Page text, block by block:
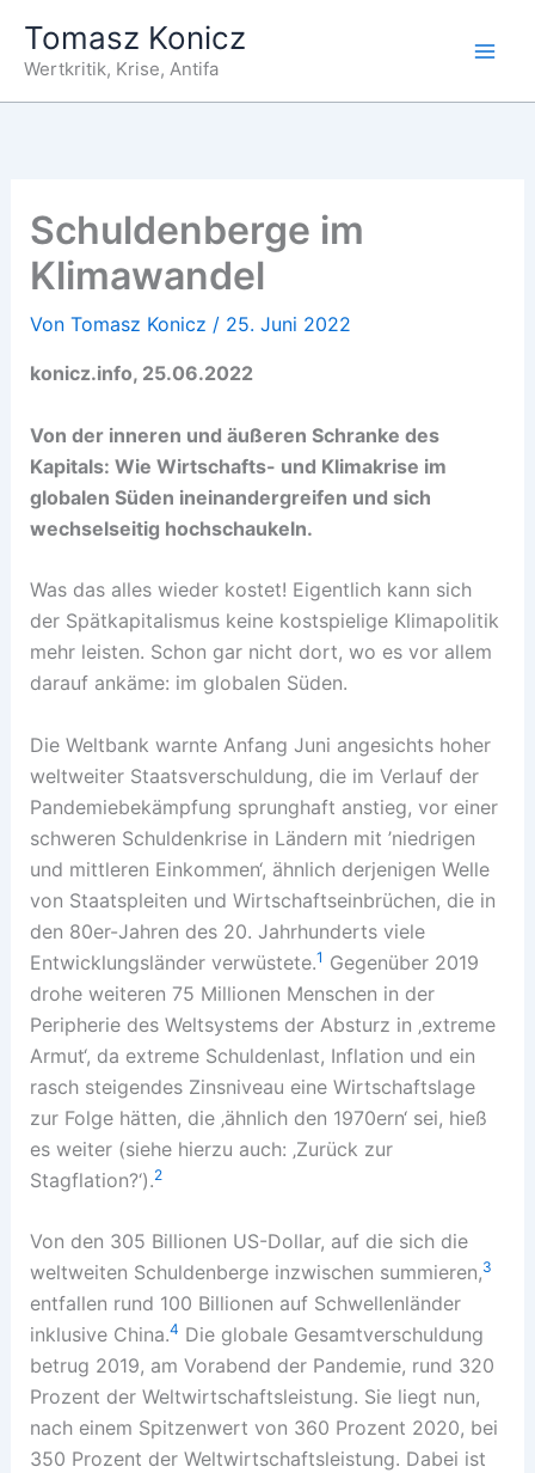
Inhalt
springen
Tomasz Konicz
Wertkritik, Krise, Antifa
Schuldenberge im
Klimawandel
Von Tomasz Konicz / 25. Juni 2022
konicz.info, 25.06.2022
Von der inneren und äußeren Schranke des
Kapitals: Wie Wirtschafts- und Klimakrise im
globalen Süden ineinandergreifen und sich
wechselseitig hochschaukeln.
Was das alles wieder kostet! Eigentlich kann sich
der Spätkapitalismus keine kostspielige Klimapolitik
mehr leisten. Schon gar nicht dort, wo es vor allem
darauf ankäme: im globalen Süden.
Die Weltbank warnte Anfang Juni angesichts hoher
weltweiter Staatsverschuldung, die im Verlauf der
Pandemiebekämpfung sprunghaft anstieg, vor einer
schweren Schuldenkrise in Ländern mit ’niedrigen
und mittleren Einkommen‘, ähnlich derjenigen Welle
von Staatspleiten und Wirtschaftseinbrüchen, die in
den 80er-Jahren des 20. Jahrhunderts viele
Entwicklungsländer verwüstete.1 Gegenüber 2019
drohe weiteren 75 Millionen Menschen in der
Peripherie des Weltsystems der Absturz in ‚extreme
Armut‘, da extreme Schuldenlast, Inflation und ein
rasch steigendes Zinsniveau eine Wirtschaftslage
zur Folge hätten, die ‚ähnlich den 1970ern‘ sei, hieß
es weiter (siehe hierzu auch: ‚Zurück zur
Stagflation?‘).2
Von den 305 Billionen US-Dollar, auf die sich die
weltweiten Schuldenberge inzwischen summieren,3
entfallen rund 100 Billionen auf Schwellenländer
inklusive China.4 Die globale Gesamtverschuldung
betrug 2019, am Vorabend der Pandemie, rund 320
Prozent der Weltwirtschaftsleistung. Sie liegt nun,
nach einem Spitzenwert von 360 Prozent 2020, bei
350 Prozent der Weltwirtschaftsleistung. Dabei ist